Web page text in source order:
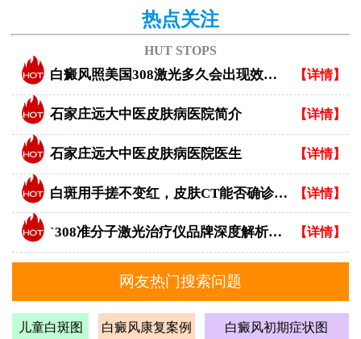
热点关注
HUT STOPS
白癜风照美国308激光多久会出现效果？ 【详情】
石家庄远大中医皮肤病医院简介 【详情】
石家庄远大中医皮肤病医院医生 【详情】
白斑用手搓不变红，皮肤CT能否确诊白癜风？ 【详情】
`308准分子激光治疗仪品牌深度解析：专业视角下的优选指南` 【详情】
网友热门搜索问题
儿童白斑图 白癜风康复案例 白癜风初期症状图